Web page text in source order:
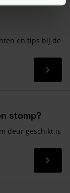
en tips bij de
Lees
stomp?
deur geschikt is
Lees